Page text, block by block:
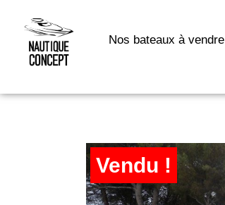
Nos bateaux à vendre
Vendu !